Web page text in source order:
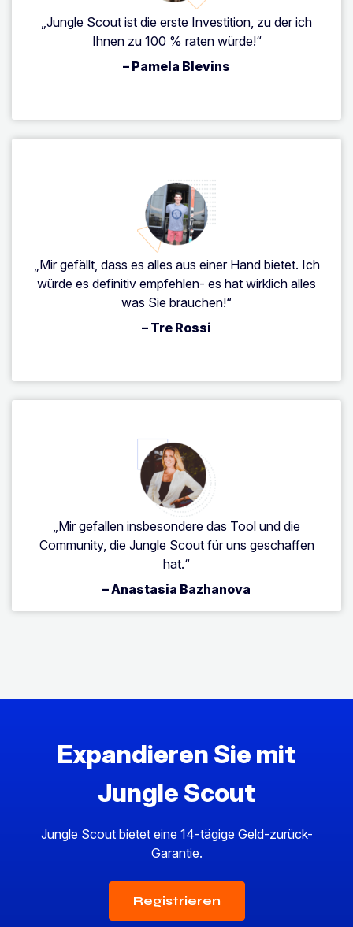
„Jungle Scout ist die erste Investition, zu der ich
Ihnen zu 100 % raten würde!“
– Pamela Blevins
„Mir gefällt, dass es alles aus einer Hand bietet. Ich
würde es definitiv empfehlen- es hat wirklich alles
was Sie brauchen!“
– Tre Rossi
„Mir gefallen insbesondere das Tool und die
Community, die Jungle Scout für uns geschaffen
hat.“
– Anastasia Bazhanova
Expandieren Sie mit
Jungle Scout
Jungle Scout bietet eine 14-tägige Geld-zurück-
Garantie.
Registrieren